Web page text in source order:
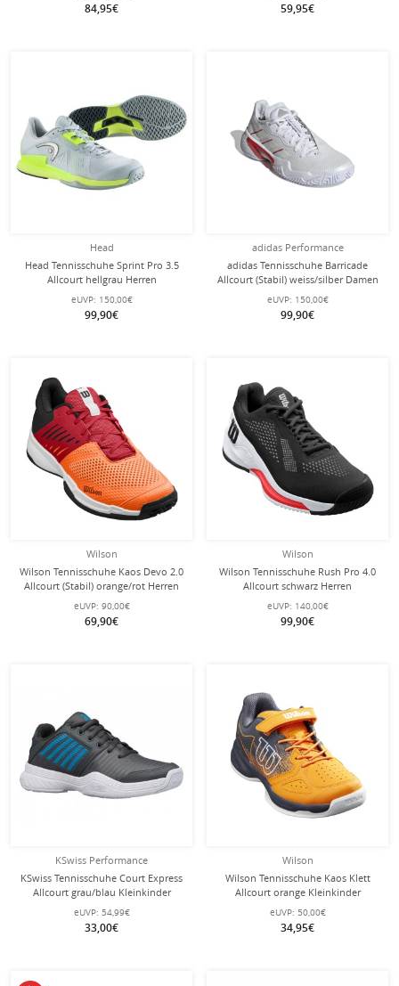
84,95€ 59,95€
Head
Head Tennisschuhe Sprint Pro 3.5
Allcourt hellgrau Herren
eUVP: 150,00€
99,90€
adidas Performance
adidas Tennisschuhe Barricade
Allcourt (Stabil) weiss/silber Damen
eUVP: 150,00€
99,90€
Wilson
Wilson Tennisschuhe Kaos Devo 2.0
Allcourt (Stabil) orange/rot Herren
eUVP: 90,00€
69,90€
Wilson
Wilson Tennisschuhe Rush Pro 4.0
Allcourt schwarz Herren
eUVP: 140,00€
99,90€
KSwiss Performance
KSwiss Tennisschuhe Court Express
Allcourt grau/blau Kleinkinder
eUVP: 54,99€
33,00€
Wilson
Wilson Tennisschuhe Kaos Klett
Allcourt orange Kleinkinder
eUVP: 50,00€
34,95€